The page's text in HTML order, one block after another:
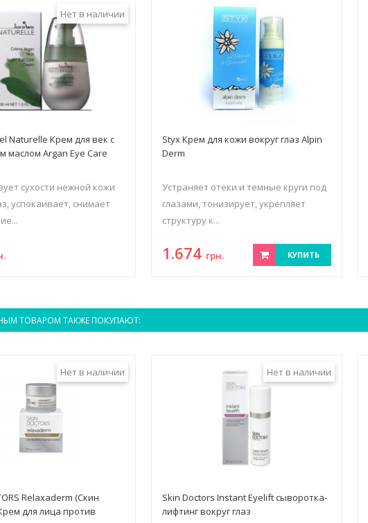
Нет в наличии
Naturelle Крем для век с
маслом Argan Eye Care
сухости нежной кожи
успокаивает, снимает
Styx Крем для кожи вокруг глаз Alpin
Derm
Устраняет отеки и темные круги под
глазами, тонизирует, укрепляет
структуру к...
1.674 грн. КУПИТЬ
ТОВАРОМ ТАКЖЕ ПОКУПАЮТ:
Нет в наличии
Relaxaderm (Скин
для лица против
Нет в наличии
Skin Doctors Instant Eyelift сыворотка-
лифтинг вокруг глаз